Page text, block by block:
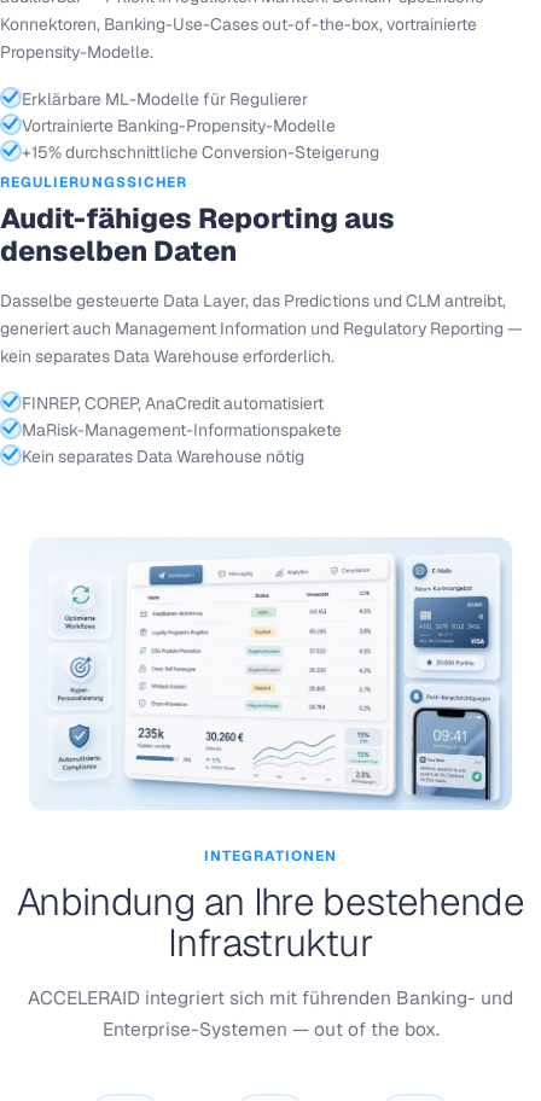
Konnektoren, Banking-Use-Cases out-of-the-box, vortrainierte
Propensity-Modelle.
Erklärbare ML-Modelle für Regulierer
Vortrainierte Banking-Propensity-Modelle
+15% durchschnittliche Conversion-Steigerung
REGULIERUNGSSICHER
Audit-fähiges Reporting aus
denselben Daten
Dasselbe gesteuerte Data Layer, das Predictions und CLM antreibt,
generiert auch Management Information und Regulatory Reporting —
kein separates Data Warehouse erforderlich.
FINREP, COREP, AnaCredit automatisiert
MaRisk-Management-Informationspakete
Kein separates Data Warehouse nötig
INTEGRATIONEN
Anbindung an Ihre bestehende
Infrastruktur
ACCELERAID integriert sich mit führenden Banking- und
Enterprise-Systemen — out of the box.